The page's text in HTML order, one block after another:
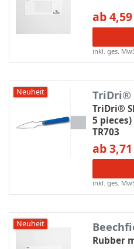
ab
inkl. ges.
Neuheit TriDri®
TriDri®
5
TR703
ab
inkl. ges.
Neuheit
Rubber